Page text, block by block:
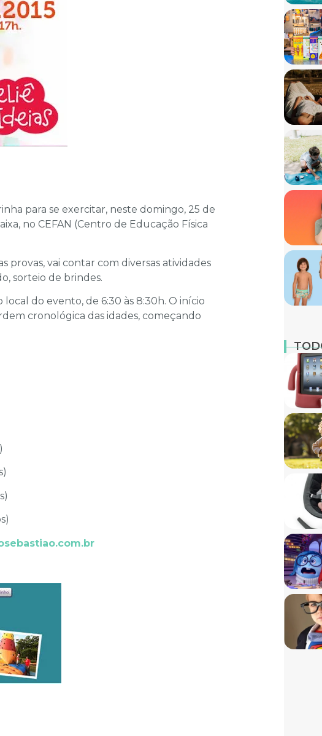
para se exercitar, neste domingo, 25 de
no CEFAN (Centro de Educação Física
provas, vai contar com diversas atividades
sorteio de brindes.
do evento, de 6:30 às 8:30h. O início
cronológica das idades, começando